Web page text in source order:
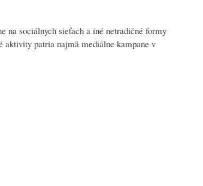
na sociálnych sieťach a iné netradičné formy
aktivity patria najmä mediálne kampane v